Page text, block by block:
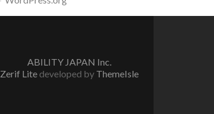
ABILITY JAPAN Inc.
Zerif Lite developed by ThemeIsle